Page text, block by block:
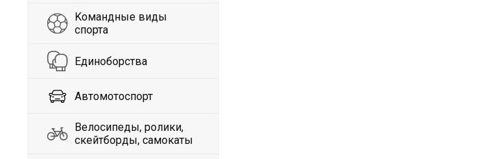
Kомандные виды
спорта
Единоборства
Автомотоспорт
Велосипеды, ролики,
скейтборды, самокаты